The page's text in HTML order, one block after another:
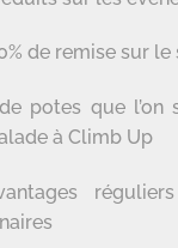
de remise sur
potes que l’on
à Climb Up